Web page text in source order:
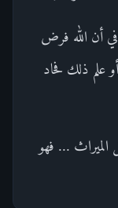
أن الله فرض
علم ذلك فحاد
... فهو